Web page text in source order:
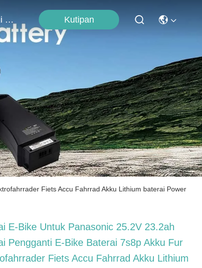
Hubungi Kami Kutipan
Fiets Accu Fahrrad Akku Lithium baterai Power
E-Bike Untuk Panasonic 25.2V 23.2ah
Pengganti E-Bike Baterai 7s8p Akku Fur
Fiets Accu Fahrrad Akku Lithium